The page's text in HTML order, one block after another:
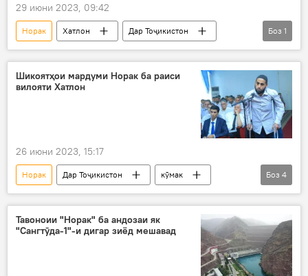
29 июни 2023, 09:42
Норак Хатлон
Дар Тоҷикистон
боздид
Боз 1
Шикоятҳои мардуми Норак ба раиси
вилояти Хатлон
26 июни 2023, 15:17
Норак Дар Тоҷикистон
кӯмак
мусоидат
Хатлон
Давлаталӣ Саид
муроҷиат
Боз 4
Тавоноии "Норак" ба андозаи як
"Сангтӯда-1"-и дигар зиёд мешавад